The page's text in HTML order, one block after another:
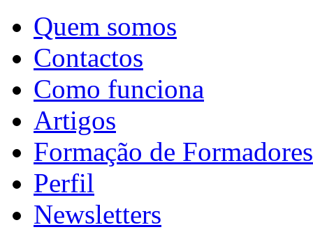
Quem somos
Contactos
Como funciona
Artigos
Formação de Formadores
Perfil
Newsletters